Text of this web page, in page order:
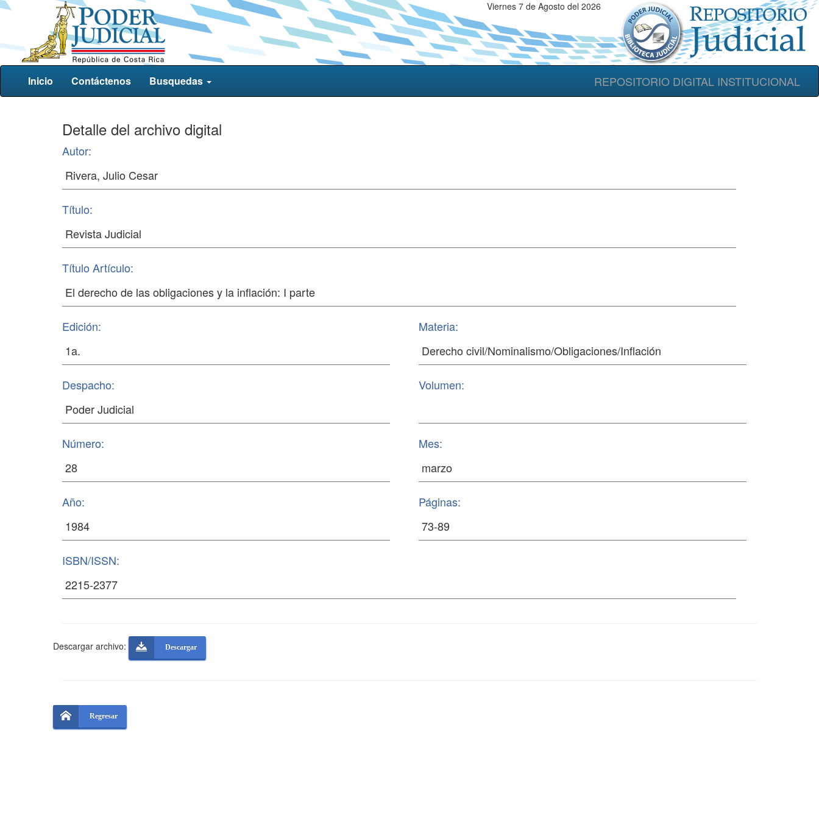
Viernes 7 de Agosto del 2026
REPOSITORIO DIGITAL INSTITUCIONAL
Inicio Contáctenos Busquedas
Detalle del archivo digital
Autor:
Título:
Título Artículo:
Edición: Materia:
Despacho: Volumen:
Número: Mes:
Año: Páginas:
ISBN/ISSN:
Descargar archivo: Descargar
Regresar